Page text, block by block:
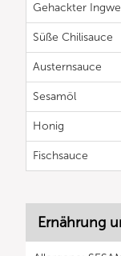
Gehackter
Süße Chilisauce
Austernsauce
Sesamöl
Honig
Fischsauce
Ernährung